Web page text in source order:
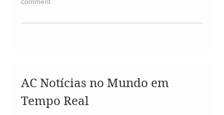
AC Notícias no Mundo em
Tempo Real